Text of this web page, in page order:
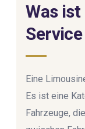
Was
Eine
Es ist eine
Fahrzeuge,